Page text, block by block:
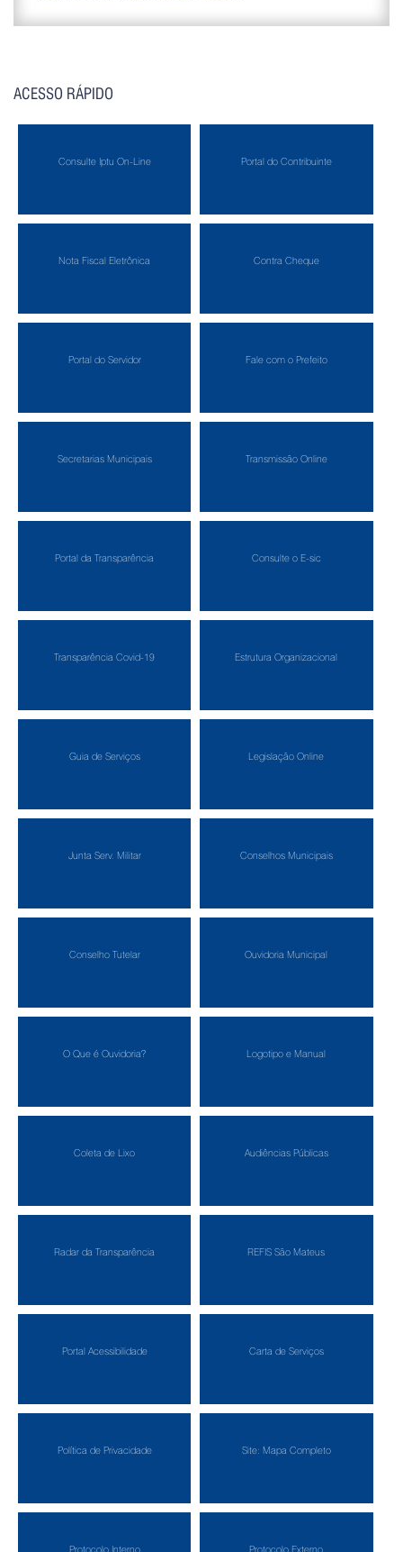
ACESSO RÁPIDO
Consulte Iptu On-Line Portal do Contribuinte
Nota Fiscal Eletrônica Contra Cheque
Portal do Servidor Fale com o Prefeito
Secretarias Municipais Transmissão Online
Portal da Transparência Consulte o E-sic
Transparência Covid-19 Estrutura Organizacional
Guia de Serviços Legislação Online
Junta Serv. Militar Conselhos Municipais
Conselho Tutelar Ouvidoria Municipal
O Que é Ouvidoria? Logotipo e Manual
Coleta de Lixo Audiências Públicas
Radar da Transparência REFIS São Mateus
Portal Acessibilidade Carta de Serviços
Política de Privacidade Site: Mapa Completo